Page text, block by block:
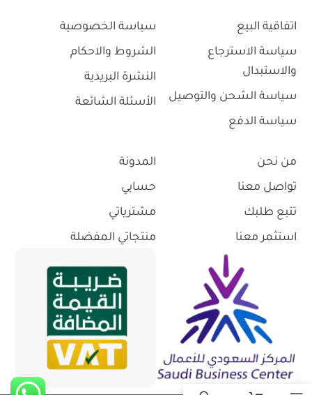
اتفاقية البيع
سياسة الاسترجاع
والاستبدال
سياسة الشحن والتوصيل
سياسة الدفع
سياسة الخصوصية
الشروط والاحكام
النشرة البريدية
الأسئلة الشائعة
من نحن
تواصل معنا
تتبع طلبك
استثمر معنا
المدونة
حسابي
مشترياتي
منتجاتي المفضلة